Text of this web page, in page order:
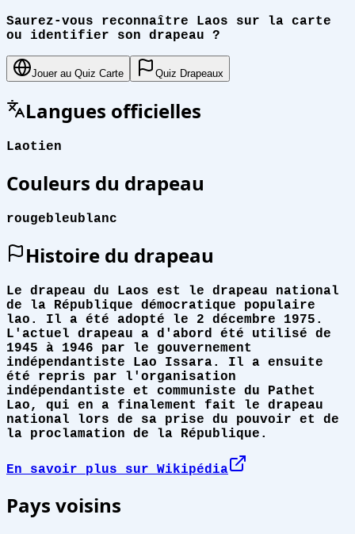
Saurez-vous reconnaître Laos sur la carte
ou identifier son drapeau ?
Jouer au Quiz Carte Quiz Drapeaux
Langues officielles
Laotien
Couleurs du drapeau
rougebleublanc
Histoire du drapeau
Le drapeau du Laos est le drapeau national
de la République démocratique populaire
lao. Il a été adopté le 2 décembre 1975.
L'actuel drapeau a d'abord été utilisé de
1945 à 1946 par le gouvernement
indépendantiste Lao Issara. Il a ensuite
été repris par l'organisation
indépendantiste et communiste du Pathet
Lao, qui en a finalement fait le drapeau
national lors de sa prise du pouvoir et de
la proclamation de la République.
En savoir plus sur Wikipédia
Pays voisins